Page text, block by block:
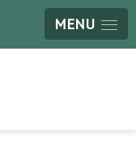
MENU